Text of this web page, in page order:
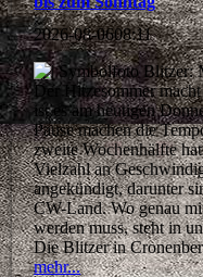
2026-08-0608:11
Der Hitzesommer
ist es am heutigen
Pause machen die
zweite Wochenhälfte
Vielzahl an
angekündigt, darunter
CW-Land. Wo genau
werden muss, steht in
Die Blitzer in
mehr...